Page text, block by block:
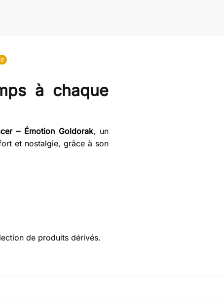
0
à chaque
– Émotion Goldorak, un
et nostalgie, grâce à son
de produits dérivés.